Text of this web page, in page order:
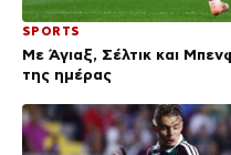
SPORTS
Με Άγιαξ, Σέλτικ και
της ημέρας